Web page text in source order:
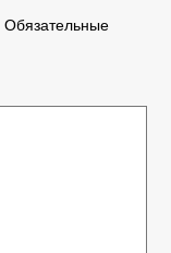
Обязательные